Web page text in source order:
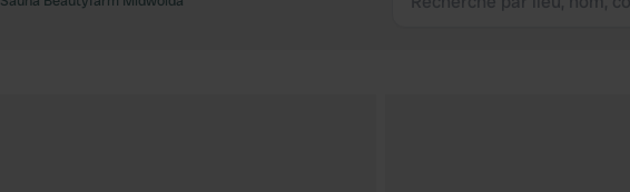
Slovénie